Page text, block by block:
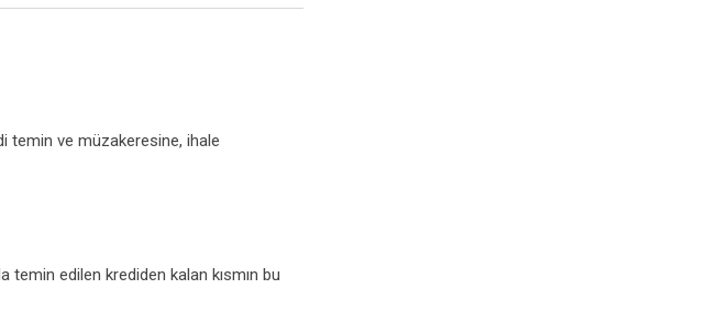
temin ve müzakeresine, ihale
temin edilen krediden kalan kısmın bu